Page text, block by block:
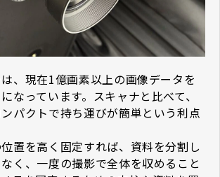
、現在1億画素以上の画像データを
なっています。スキャナと比べて、
パクトで持ち運びが簡単という利点
置を高く固定すれば、資料を分割し
く、一度の撮影で全体を収めること